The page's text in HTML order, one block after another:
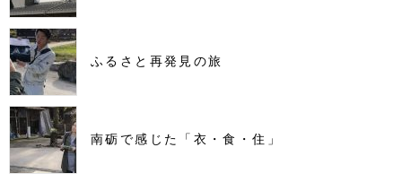
ふるさと再発見の旅
南砺で感じた「衣・食・住」